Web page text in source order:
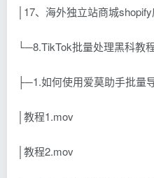
│17、海外独立站商城
└─8.TikTok批量处理黑科教
├─1.如何使用爱莫助手批量
│教程1.mov
│教程2.mov